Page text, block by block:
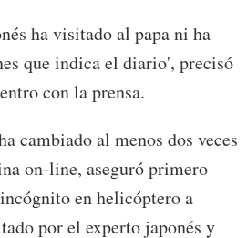
ha visitado al papa ni ha
que indica el diario', precisó
con la prensa.
cambiado al menos dos veces
on-line, aseguró primero
en helicóptero a
por el experto japonés y